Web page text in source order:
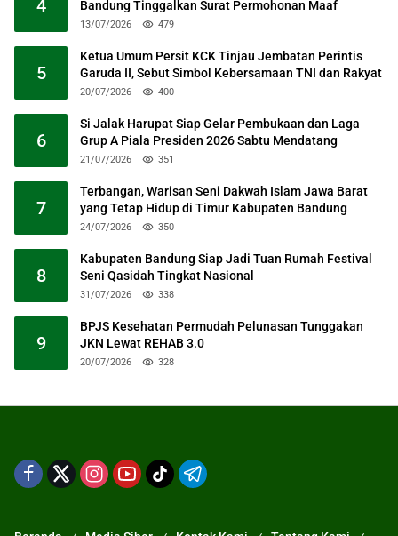
4
Bandung Tinggalkan Surat Permohonan Maaf
13/07/2026 479
5
Ketua Umum Persit KCK Tinjau Jembatan Perintis
Garuda II, Sebut Simbol Kebersamaan TNI dan Rakyat
20/07/2026 400
6
Si Jalak Harupat Siap Gelar Pembukaan dan Laga
Grup A Piala Presiden 2026 Sabtu Mendatang
21/07/2026 351
7
Terbangan, Warisan Seni Dakwah Islam Jawa Barat
yang Tetap Hidup di Timur Kabupaten Bandung
24/07/2026 350
8
Kabupaten Bandung Siap Jadi Tuan Rumah Festival
Seni Qasidah Tingkat Nasional
31/07/2026 338
9
BPJS Kesehatan Permudah Pelunasan Tunggakan
JKN Lewat REHAB 3.0
20/07/2026 328